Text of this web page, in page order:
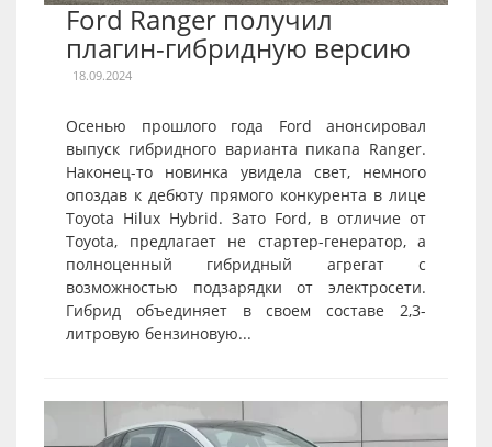
Ford Ranger получил
плагин-гибридную версию
18.09.2024
Осенью прошлого года Ford анонсировал
выпуск гибридного варианта пикапа Ranger.
Наконец-то новинка увидела свет, немного
опоздав к дебюту прямого конкурента в лице
Toyota Hilux Hybrid. Зато Ford, в отличие от
Toyota, предлагает не стартер-генератор, а
полноценный гибридный агрегат с
возможностью подзарядки от электросети.
Гибрид объединяет в своем составе 2,3-
литровую бензиновую...